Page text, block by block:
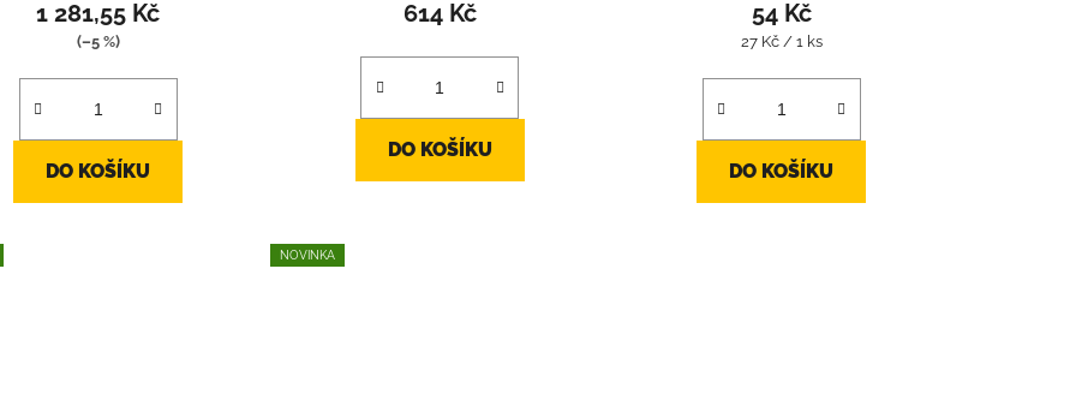
je
z
hvězdiček.
1 281,55 Kč
(–5 %)
DO KOŠÍKU
614 Kč
DO KOŠÍKU
54 Kč
Měrná
27 Kč / 1 ks
DO KOŠÍKU
NOVINKA